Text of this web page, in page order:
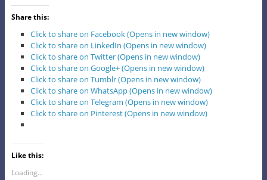
Share this:
Click to share on Facebook (Opens in new window)
Click to share on LinkedIn (Opens in new window)
Click to share on Twitter (Opens in new window)
Click to share on Google+ (Opens in new window)
Click to share on Tumblr (Opens in new window)
Click to share on WhatsApp (Opens in new window)
Click to share on Telegram (Opens in new window)
Click to share on Pinterest (Opens in new window)
Like this:
Loading...